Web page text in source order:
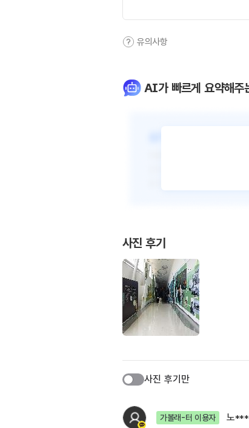
유의사항
AI가 빠르게 요약해주
사진 후기
사진 후기만
가볼래-터 이용자 노